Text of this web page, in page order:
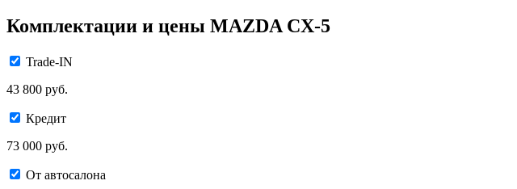
Комплектации и цены MAZDA CX-5
Trade-IN
43 800 руб.
Кредит
73 000 руб.
От автосалона